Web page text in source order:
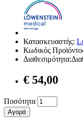
Κατασκευαστής:
Κωδικός
€ 54,00
Ποσότητα
Αγορά